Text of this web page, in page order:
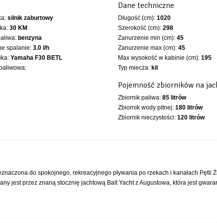
silnik zaburtowy
30 KM
benzyna
spalanie: 3.0 l/h
Yamaha F30 BETL
Dane techniczne
Długość (cm): 1020
Szerokość (cm): 298
Zanurzenie min (cm): 45
Zanurzenie max (cm): 45
Max wysokość w kabinie (cm): 195
Typ miecza: kil
Pojemność zbiorników na
Zbiornik paliwa: 85 litrów
Zbiornik wody pitnej: 180 litrów
Zbiornik nieczystości: 120 litrów
do spokojnego, rekreacyjnego pływania po rzekach i kanałach Pętli
jest przez znaną stocznię jachtową Balt Yacht z Augustowa, która jest
doskonałymi rozwiązaniami ergonomicznymi wnętrza. Jego